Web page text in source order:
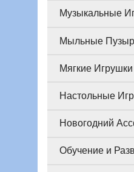
Музыкальные
Мыльные
Мягкие Игрушки
Настольные
Новогодний
Обучение и